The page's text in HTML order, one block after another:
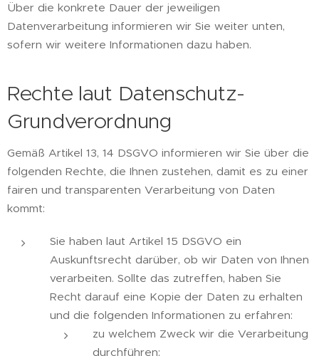
Über die konkrete Dauer der jeweiligen
Datenverarbeitung informieren wir Sie weiter unten,
sofern wir weitere Informationen dazu haben.
Rechte laut Datenschutz-
Grundverordnung
Gemäß Artikel 13, 14 DSGVO informieren wir Sie über die
folgenden Rechte, die Ihnen zustehen, damit es zu einer
fairen und transparenten Verarbeitung von Daten
kommt:
Sie haben laut Artikel 15 DSGVO ein
Auskunftsrecht darüber, ob wir Daten von Ihnen
verarbeiten. Sollte das zutreffen, haben Sie
Recht darauf eine Kopie der Daten zu erhalten
und die folgenden Informationen zu erfahren:
zu welchem Zweck wir die Verarbeitung
durchführen;